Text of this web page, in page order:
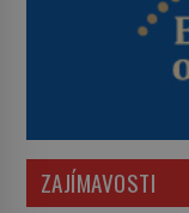
ZAJÍMAVOSTI